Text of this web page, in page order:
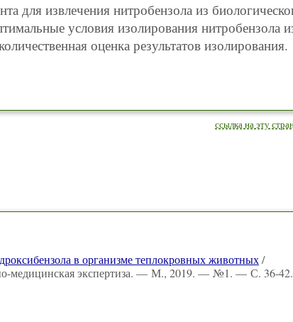
для извлечения нитробензола из
условия изолирования нитробензола
оценка результатов изолирования.
ссылка на эту
в организме теплокровных животных/
медицинская экспертиза. — М., 2019. — №1. — С. 36-42.